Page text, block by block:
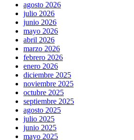
agosto 2026
julio 2026
junio 2026
mayo 2026
abril 2026
marzo 2026
febrero 2026
enero 2026
diciembre 2025
noviembre 2025
octubre 2025
septiembre 2025
agosto 2025
julio 2025
junio 2025
mayo 2025